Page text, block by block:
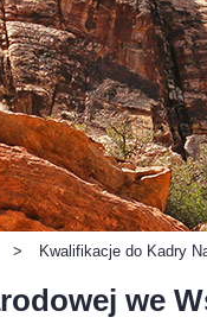
> Kwalifikacje do Kadry
we